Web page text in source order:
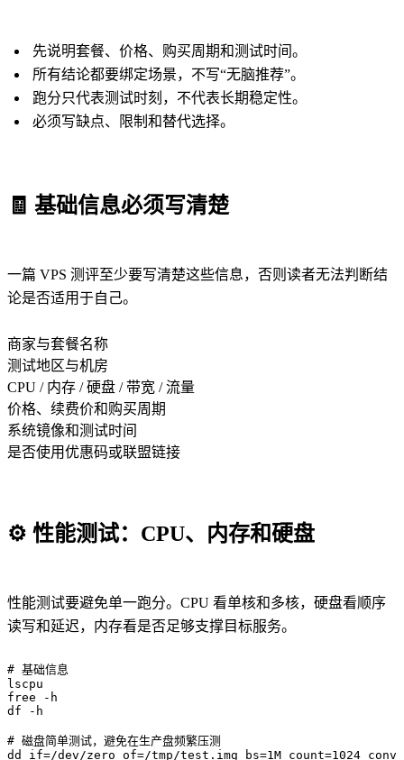
先说明套餐、价格、购买周期和测试时间。
所有结论都要绑定场景，不写“无脑推荐”。
跑分只代表测试时刻，不代表长期稳定性。
必须写缺点、限制和替代选择。
🧾 基础信息必须写清楚
一篇 VPS 测评至少要写清楚这些信息，否则读者无法判断结
论是否适用于自己。
商家与套餐名称
测试地区与机房
CPU / 内存 / 硬盘 / 带宽 / 流量
价格、续费价和购买周期
系统镜像和测试时间
是否使用优惠码或联盟链接
⚙️ 性能测试：CPU、内存和硬盘
性能测试要避免单一跑分。CPU 看单核和多核，硬盘看顺序
读写和延迟，内存看是否足够支撑目标服务。
# 基础信息
lscpu
free -h
df -h
# 磁盘简单测试，避免在生产盘频繁压测
dd if=/dev/zero of=/tmp/test.img bs=1M count=1024